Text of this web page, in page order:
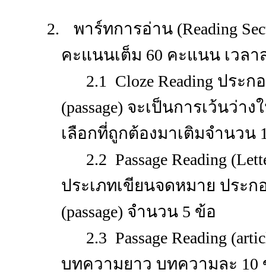
2. พาร์ทการอ่าน (Reading
คะแนนเต็ม 60 คะแนน เวลา
2.1 Cloze Reading ประก
(passage) จะเป็นการเว้นว่า
เลือกที่ถูกต้องมาเติมจำนวน
2.2 Passage Reading
ประเภทเขียนจดหมาย ประ
(passage) จำนวน 5 ข้อ
2.3 Passage Reading
บทความยาว บทความละ 10